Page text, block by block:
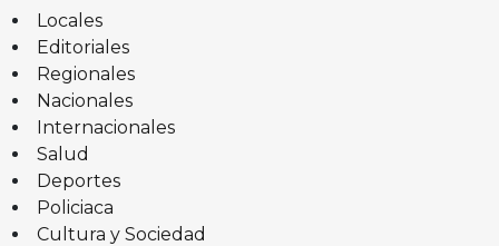
Locales
Editoriales
Regionales
Nacionales
Internacionales
Salud
Deportes
Policiaca
Cultura y Sociedad